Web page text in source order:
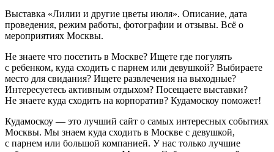
Выставка «Лилии и другие цветы июля». Описание, дата
проведения, режим работы, фотографии и отзывы. Всё о
мероприятиях Москвы.
Не знаете что посетить в Москве? Ищете где погулять
с ребенком, куда сходить с парнем или девушкой? Выбираете
место для свидания? Ищете развлечения на выходные?
Интересуетесь активным отдыхом? Посещаете выставки?
Не знаете куда сходить на корпоратив? Кудамоскоу поможет!
Кудамоскоу — это лучший сайт о самых интересных событиях
Москвы. Мы знаем куда сходить в Москве с девушкой,
с парнем или большой компанией. У нас только лучшие